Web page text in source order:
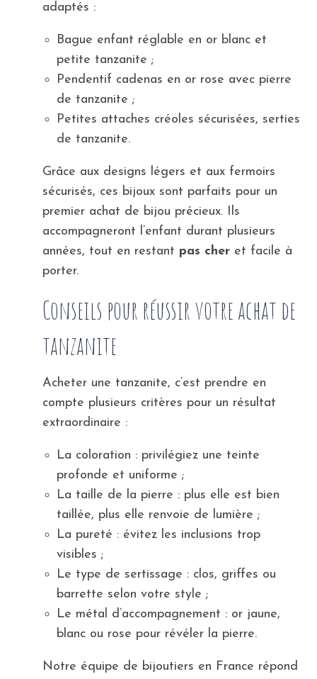
adaptés :
Bague enfant réglable en or blanc et
petite tanzanite ;
Pendentif cadenas en or rose avec pierre
de tanzanite ;
Petites attaches créoles sécurisées, serties
de tanzanite.
Grâce aux designs légers et aux fermoirs
sécurisés, ces bijoux sont parfaits pour un
premier achat de bijou précieux. Ils
accompagneront l’enfant durant plusieurs
années, tout en restant pas cher et facile à
porter.
Conseils pour réussir votre achat de
tanzanite
Acheter une tanzanite, c’est prendre en
compte plusieurs critères pour un résultat
extraordinaire :
La coloration : privilégiez une teinte
profonde et uniforme ;
La taille de la pierre : plus elle est bien
taillée, plus elle renvoie de lumière ;
La pureté : évitez les inclusions trop
visibles ;
Le type de sertissage : clos, griffes ou
barrette selon votre style ;
Le métal d’accompagnement : or jaune,
blanc ou rose pour révéler la pierre.
Notre équipe de bijoutiers en France répond